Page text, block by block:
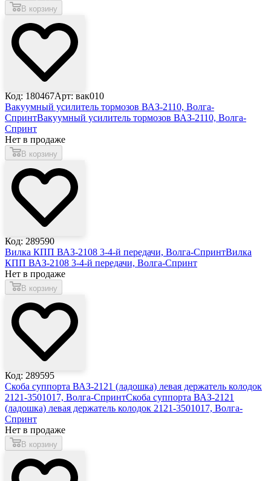
В корзину
Код: 180467Арт: вак010
Вакуумный усилитель тормозов ВАЗ-2110, Волга-
СпринтВакуумный усилитель тормозов ВАЗ-2110, Волга-
Спринт
Нет в продаже
В корзину
Код: 289590
Вилка КПП ВАЗ-2108 3-4-й передачи, Волга-СпринтВилка
КПП ВАЗ-2108 3-4-й передачи, Волга-Спринт
Нет в продаже
В корзину
Код: 289595
Скоба суппорта ВАЗ-2121 (ладошка) левая держатель колодок
2121-3501017, Волга-СпринтСкоба суппорта ВАЗ-2121
(ладошка) левая держатель колодок 2121-3501017, Волга-
Спринт
Нет в продаже
В корзину